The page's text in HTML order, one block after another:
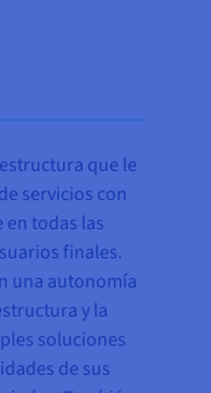
que le
servicios con
todas las
finales.
una autonomía
y la
soluciones
de sus